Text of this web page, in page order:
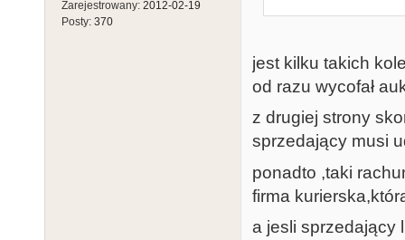
Zarejestrowany: 2012-02-19
Posty: 370
jest kilku takich
od razu wycofał
z drugiej strony
sprzedający musi
ponadto ,taki
firma
a jesli sprzedający